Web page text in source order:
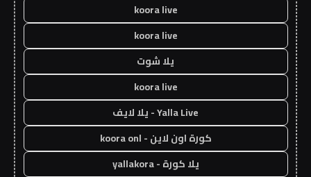
koora live
koora live
يلا شوت
koora live
Yalla Live - يلا لايف
كورة اون لاين - koora onl
يلا كورة - yallakora